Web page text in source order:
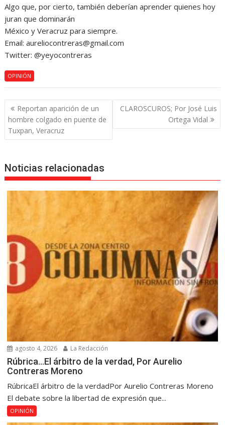
Algo que, por cierto, también deberían aprender quienes hoy
juran que dominarán
México y Veracruz para siempre.
Email: aureliocontreras@gmail.com
Twitter: @yeyocontreras
OPINIÓN
Navegación
de
entradas
Reportan aparición de un
hombre colgado en puente de
Tuxpan, Veracruz
CLAROSCUROS; Por José Luis
Ortega Vidal
Noticias relacionadas
agosto 4, 2026 La Redacción
Rúbrica…El árbitro de la verdad, Por Aurelio
Contreras Moreno
RúbricaEl árbitro de la verdadPor Aurelio Contreras Moreno
El debate sobre la libertad de expresión que...
OPINIÓN